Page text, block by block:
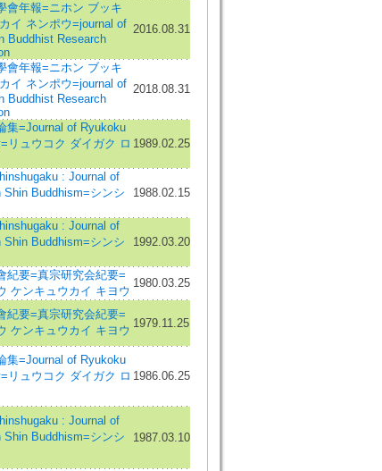
會年報=ニホン ブッキ
イ ネンポウ=journal of
Buddhist Research
2016.08.31
會年報=ニホン ブッキ
イ ネンポウ=journal of
Buddhist Research
2018.08.31
集=Journal of Ryukoku
リュウコク ダイガク ロ 1989.02.25
: Journal of
Shin Buddhism=シンシ
1988.02.15
: Journal of
Shin Buddhism=シンシ
1992.03.20
紀要=真宗研究会紀要=
ケンキュウカイ キヨウ
1980.03.25
紀要=真宗研究会紀要=
ケンキュウカイ キヨウ
1979.11.25
集=Journal of Ryukoku
リュウコク ダイガク ロ 1986.06.25
: Journal of
Shin Buddhism=シンシ
1987.03.10